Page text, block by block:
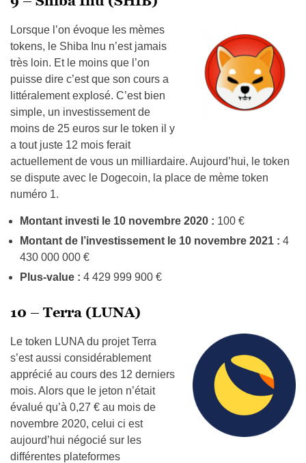
Lorsque l’on évoque les mèmes
tokens, le Shiba Inu n’est jamais
très loin. Et le moins que l’on
puisse dire c’est que son cours a
littéralement explosé. C’est bien
simple, un investissement de
moins de 25 euros sur le token il y
a tout juste 12 mois ferait
actuellement de vous un milliardaire. Aujourd’hui, le token
se dispute avec le Dogecoin, la place de mème token
numéro 1.
Montant investi le 10 novembre 2020 : 100 €
Montant de l’investissement le 10 novembre 2021 : 4
430 000 000 €
Plus-value : 4 429 999 900 €
10 – Terra (LUNA)
Le token LUNA du projet Terra
s’est aussi considérablement
apprécié au cours des 12 derniers
mois. Alors que le jeton n’était
évalué qu’à 0,27 € au mois de
novembre 2020, celui ci est
aujourd’hui négocié sur les
différentes plateformes